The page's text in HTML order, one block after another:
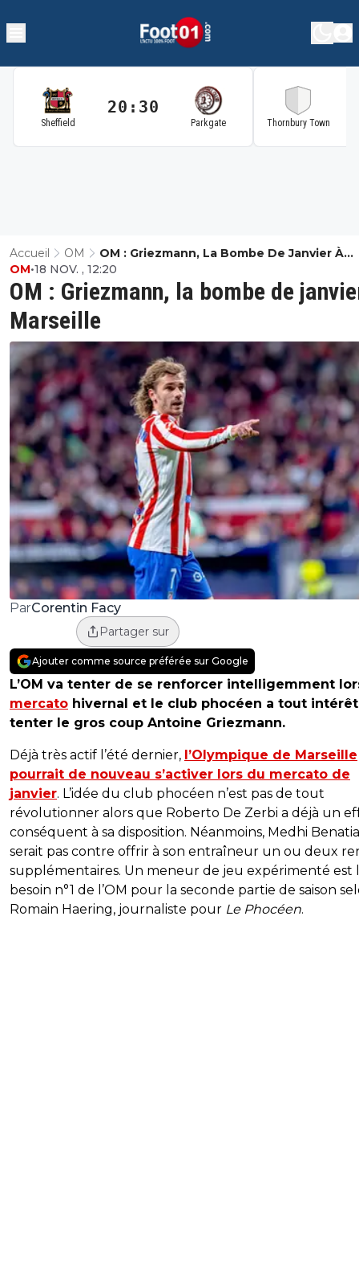
Sheffield
20:30
Parkgate Thornbury Town
Accueil OM
OM : Griezmann, La Bombe De Janvier À
Marseille
OM : Griezmann, la bombe de
Marseille
OM•18 NOV. , 12:20
ParCorentin Facy
Partager sur
Ajouter comme source préférée sur Google
L’OM va tenter de se renforcer intelligemment
mercato hivernal et le club phocéen a tout
tenter le gros coup Antoine Griezmann.
Déjà très actif l’été dernier, l’Olympique de Marseille
pourrait de nouveau s’activer lors du mercato de
janvier. L’idée du club phocéen n’est pas de tout
révolutionner alors que Roberto De Zerbi a déjà un
conséquent à sa disposition. Néanmoins, Medhi
serait pas contre offrir à son entraîneur un ou deux
supplémentaires. Un meneur de jeu expérimenté est
besoin n°1 de l’OM pour la seconde partie de saison
Romain Haering, journaliste pour Le Phocéen.